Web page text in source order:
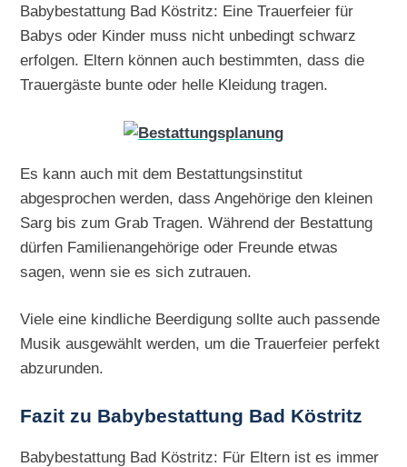
Babybestattung Bad Köstritz: Eine Trauerfeier für
Babys oder Kinder muss nicht unbedingt schwarz
erfolgen. Eltern können auch bestimmten, dass die
Trauergäste bunte oder helle Kleidung tragen.
Es kann auch mit dem Bestattungsinstitut
abgesprochen werden, dass Angehörige den kleinen
Sarg bis zum Grab Tragen. Während der Bestattung
dürfen Familienangehörige oder Freunde etwas
sagen, wenn sie es sich zutrauen.
Viele eine kindliche Beerdigung sollte auch passende
Musik ausgewählt werden, um die Trauerfeier perfekt
abzurunden.
Fazit zu Babybestattung Bad Köstritz
Babybestattung Bad Köstritz: Für Eltern ist es immer